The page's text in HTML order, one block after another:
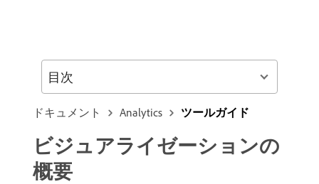
ドキュメント Analytics ツールガイド
ビジュアライゼーションの
概要
目次